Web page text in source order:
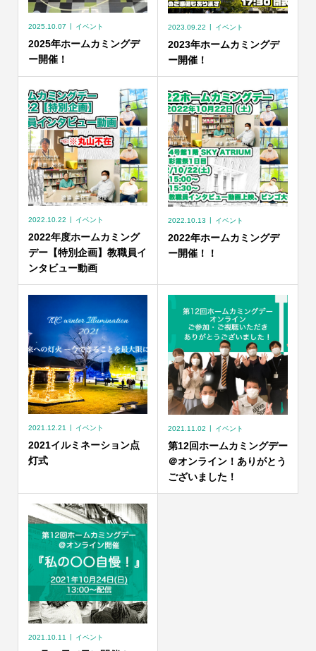
2025.10.07 イベント
2025年ホームカミングデ
ー開催！
2023.09.22 イベント
2023年ホームカミングデ
ー開催！
2022.10.22 イベント
2022年度ホームカミング
デー【特別企画】教職員イ
ンタビュー動画
2022.10.13 イベント
2022年ホームカミングデ
ー開催！！
2021.12.21 イベント
2021イルミネーション点
灯式
2021.11.02 イベント
第12回ホームカミングデー
＠オンライン！ありがとう
ございました！
2021.10.11 イベント